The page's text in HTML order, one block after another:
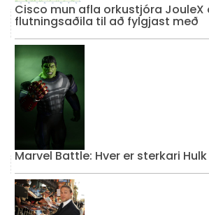
Cisco mun afla orkustjóra JouleX
flutningsaðila til að fylgjast með
Marvel Battle: Hver er sterkari